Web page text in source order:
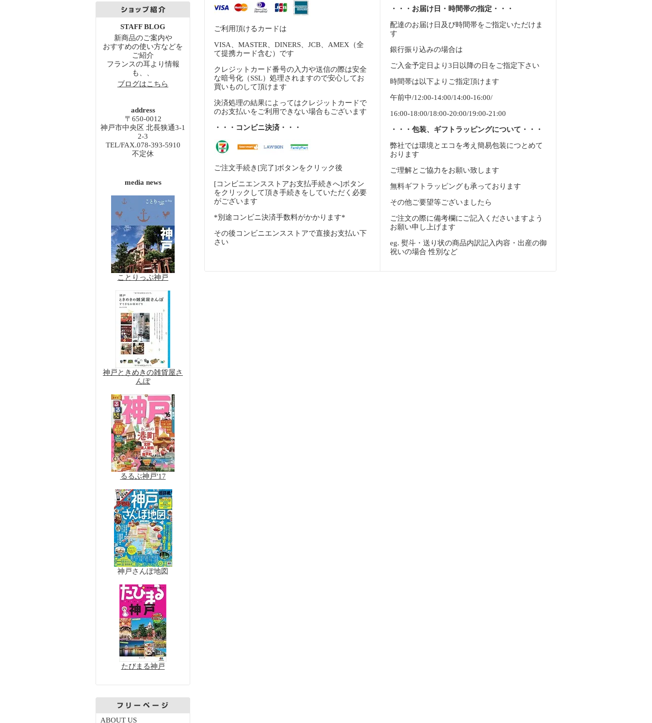
STAFF BLOG
新商品のご案内や
おすすめの使い方などを
ご紹介
フランスの耳より情報
も、、
ブログはこちら
address
〒650-0012
神戸市中央区 北長狭通3-1
2-3
TEL/FAX.078-393-5910
不定休
media news
ことりっぷ神戸
神戸ときめきの雑貨屋さ
んぽ
るるぶ神戸'17
神戸さんぽ地図
たびまる神戸
ABOUT US
ご利用頂けるカードは
VISA、MASTER、DINERS、JCB、AMEX（全
て提携カード含む）です
クレジットカード番号の入力や送信の際は安全
な暗号化（SSL）処理されますので安心してお
買いものして頂けます
決済処理の結果によってはクレジットカードで
のお支払いをご利用できない場合もございます
・・・コンビニ決済・・・
ご注文手続き[完了]ボタンをクリック後
[コンビニエンスストアお支払手続きへ]ボタン
をクリックして頂き手続きをしていただく必要
がございます
*別途コンビニ決済手数料がかかります*
その後コンビニエンスストアで直接お支払い下
さい
・・・お届け日・時間帯の指定・・・
配達のお届け日及び時間帯をご指定いただけま
す
銀行振り込みの場合は
ご入金予定日より3日以降の日をご指定下さい
時間帯は以下よりご指定頂けます
午前中/12:00-14:00/14:00-16:00/
16:00-18:00/18:00-20:00/19:00-21:00
・・・包装、ギフトラッピングについて・・・
弊社では環境とエコを考え簡易包装につとめて
おります
ご理解とご協力をお願い致します
無料ギフトラッピングも承っております
その他ご要望等ございましたら
ご注文の際に備考欄にご記入くださいますよう
お願い申し上げます
eg. 熨斗・送り状の商品内訳記入内容・出産の御
祝いの場合 性別など